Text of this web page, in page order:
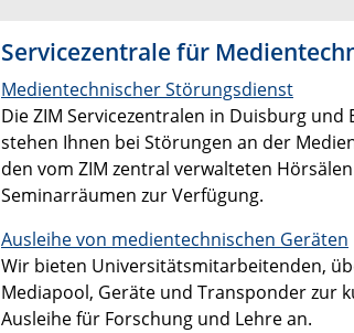
Servicezentrale für
Medientechnischer Störungsdienst
Die ZIM Servicezentralen in Duisburg und
stehen Ihnen bei Störungen an der
den vom ZIM zentral verwalteten
Seminarräumen zur Verfügung.
Ausleihe von medientechnischen Geräten
Wir bieten Universitätsmitarbeitenden,
Mediapool, Geräte und Transponder zur
Ausleihe für Forschung und Lehre an.